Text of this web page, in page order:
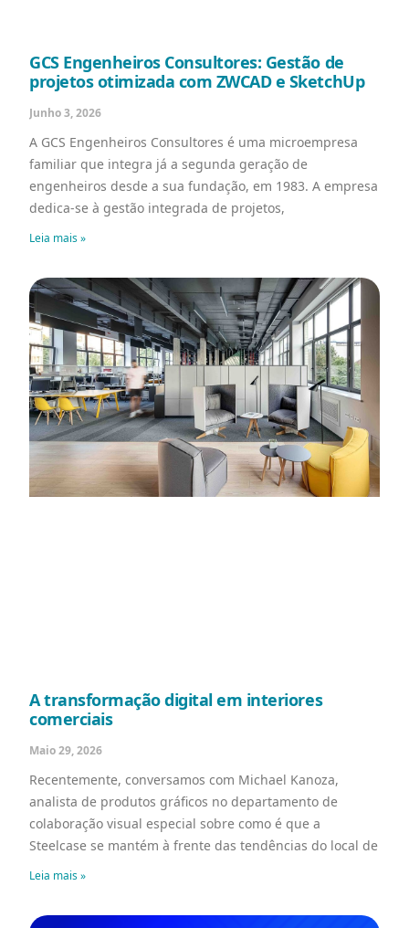
GCS Engenheiros Consultores: Gestão de
projetos otimizada com ZWCAD e SketchUp
Junho 3, 2026
A GCS Engenheiros Consultores é uma microempresa
familiar que integra já a segunda geração de
engenheiros desde a sua fundação, em 1983. A empresa
dedica-se à gestão integrada de projetos,
Leia mais »
A transformação digital em interiores
comerciais
Maio 29, 2026
Recentemente, conversamos com Michael Kanoza,
analista de produtos gráficos no departamento de
colaboração visual especial sobre como é que a
Steelcase se mantém à frente das tendências do local de
Leia mais »